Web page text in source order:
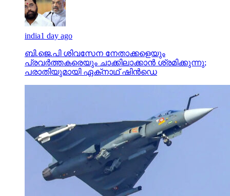
india1 day ago
ബി.ജെ.പി ശിവസേന നേതാക്കളെയും
പ്രവര്‍ത്തകരെയും ചാക്കിലാക്കാന്‍ ശ്രമിക്കുന്നു;
പരാതിയുമായി ഏക്‌നാഥ് ഷിന്‍ഡെ